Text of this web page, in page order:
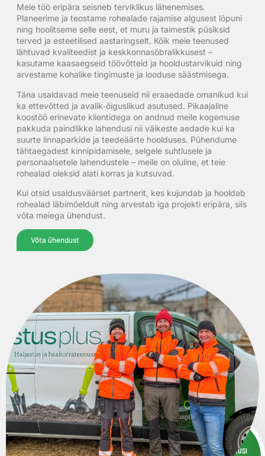
Meie töö eripära seisneb terviklikus lähenemises.
Planeerime ja teostame rohealade rajamise algusest lõpuni
ning hoolitseme selle eest, et muru ja taimestik püsiksid
terved ja esteetilised aastaringselt. Kõik meie teenused
lähtuvad kvaliteedist ja keskkonnasõbralikkusest –
kasutame kaasaegseid töövõtteid ja hooldustarvikuid ning
arvestame kohalike tingimuste ja looduse säästmisega.
Täna usaldavad meie teenuseid nii eraaedade omanikud kui
ka ettevõtted ja avalik‑õiguslikud asutused. Pikaajaline
koostöö erinevate klientidega on andnud meile kogemuse
pakkuda paindlikke lahendusi nii väikeste aedade kui ka
suurte linnaparkide ja teedeäärte hoolduses. Pühendume
tähtaegadest kinnipidamisele, selgele suhtlusele ja
personaalsetele lahendustele – meile on oluline, et teie
rohealad oleksid alati korras ja kutsuvad.
Kui otsid usaldusväärset partnerit, kes kujundab ja hooldab
rohealad läbimõeldult ning arvestab iga projekti eripära, siis
võta meiega ühendust.
Võta ühendust
AASTAT KOGEMUSI
10+